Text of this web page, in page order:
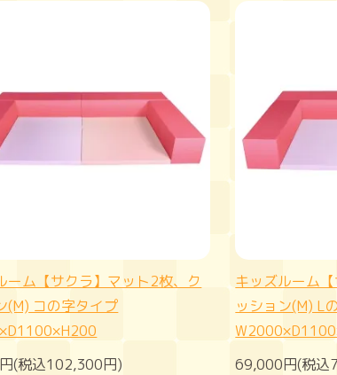
ーム【サクラ】マット2枚、ク
(M) コの字タイプ
(税込102,300円)
キッズルーム
ッション(M) L
69,000円(税込